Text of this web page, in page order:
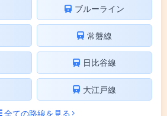
ブルーライン
常磐線
日比谷線
大江戸線
全ての路線を見る